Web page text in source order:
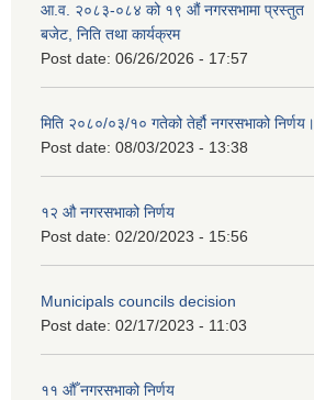
आ.व. २०८३-०८४ को १९ औं नगरसभामा प्रस्तुत
बजेट, निति तथा कार्यक्रम
Post date: 06/26/2026 - 17:57
मिति २०८०/०३/१० गतेको तेर्हौ नगरसभाको निर्णय।
Post date: 08/03/2023 - 13:38
१२ औ नगरसभाको निर्णय
Post date: 02/20/2023 - 15:56
Municipals councils decision
Post date: 02/17/2023 - 11:03
११ ‌औँ नगरसभाको निर्णय